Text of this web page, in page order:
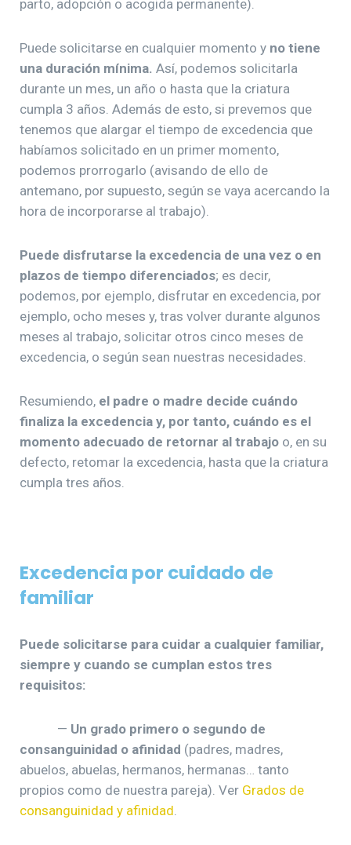
parto, adopción o acogida permanente).
Puede solicitarse en cualquier momento y no tiene
una duración mínima. Así, podemos solicitarla
durante un mes, un año o hasta que la criatura
cumpla 3 años. Además de esto, si prevemos que
tenemos que alargar el tiempo de excedencia que
habíamos solicitado en un primer momento,
podemos prorrogarlo (avisando de ello de
antemano, por supuesto, según se vaya acercando la
hora de incorporarse al trabajo).
Puede disfrutarse la excedencia de una vez o en
plazos de tiempo diferenciados; es decir,
podemos, por ejemplo, disfrutar en excedencia, por
ejemplo, ocho meses y, tras volver durante algunos
meses al trabajo, solicitar otros cinco meses de
excedencia, o según sean nuestras necesidades.
Resumiendo, el padre o madre decide cuándo
finaliza la excedencia y, por tanto, cuándo es el
momento adecuado de retornar al trabajo o, en su
defecto, retomar la excedencia, hasta que la criatura
cumpla tres años.
Excedencia por cuidado de
familiar
Puede solicitarse para cuidar a cualquier familiar,
siempre y cuando se cumplan estos tres
requisitos:
— Un grado primero o segundo de
consanguinidad o afinidad (padres, madres,
abuelos, abuelas, hermanos, hermanas… tanto
propios como de nuestra pareja). Ver Grados de
consanguinidad y afinidad